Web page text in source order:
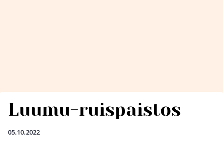
Luumu-ruispaistos
05.10.2022